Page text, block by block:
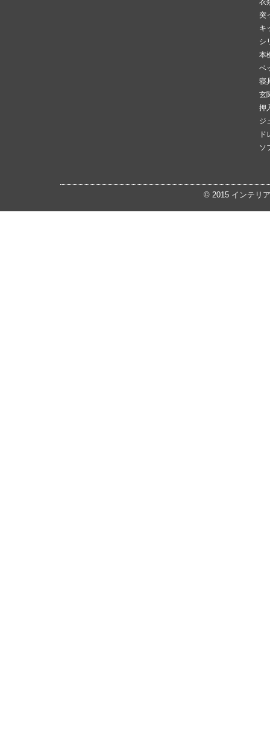
突
キ
シ
本
ベ
寝
玄
押
ジ
ド
ソ
© 2015 インテリ